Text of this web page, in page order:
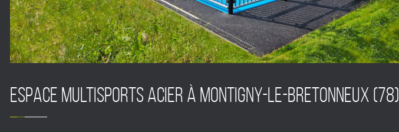
Espace multisports acier à Montigny-le-Bretonneux (78)